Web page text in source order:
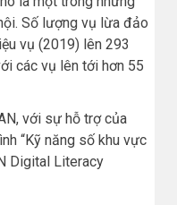
Số lượng vụ lừa đảo
vụ (2019) lên 293
các vụ lên tới hơn 55
với sự hỗ trợ của
“Kỹ năng số khu vực
Digital Literacy